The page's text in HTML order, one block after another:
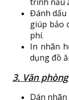
Đánh dấu
giúp bảo
phí.
In nhãn
dụng đồ
3. Văn
Dán